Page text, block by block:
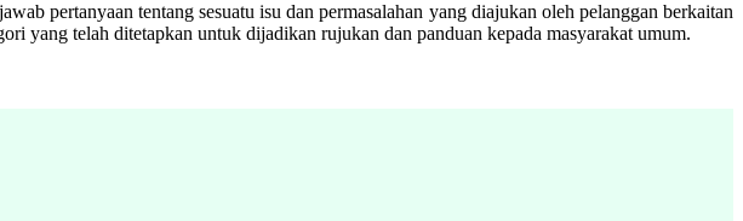
pertanyaan tentang sesuatu isu dan permasalahan yang diajukan oleh pelanggan berkaitan
yang telah ditetapkan untuk dijadikan rujukan dan panduan kepada masyarakat umum.